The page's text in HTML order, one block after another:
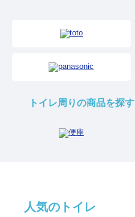
トイレ周りの商品を探す
人気のトイレ